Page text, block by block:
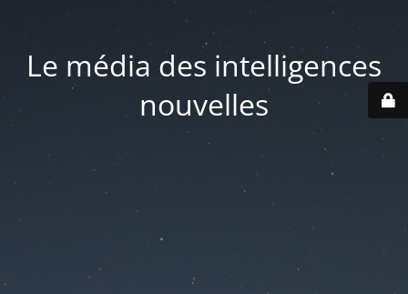
Le média des intelligences
nouvelles